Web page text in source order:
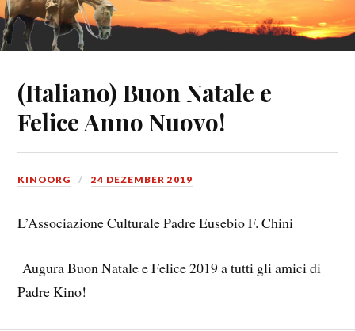
(Italiano) Buon Natale e
Felice Anno Nuovo!
KINOORG 24 DEZEMBER 2019
L’Associazione Culturale Padre Eusebio F. Chini
Augura Buon Natale e Felice 2019 a tutti gli amici di
Padre Kino!